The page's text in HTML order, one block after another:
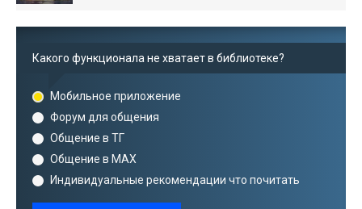
Какого функционала не хватает в библиотеке?
Мобильное приложение
Форум для общения
Общение в ТГ
Общение в MAX
Индивидуальные рекомендации что почитать